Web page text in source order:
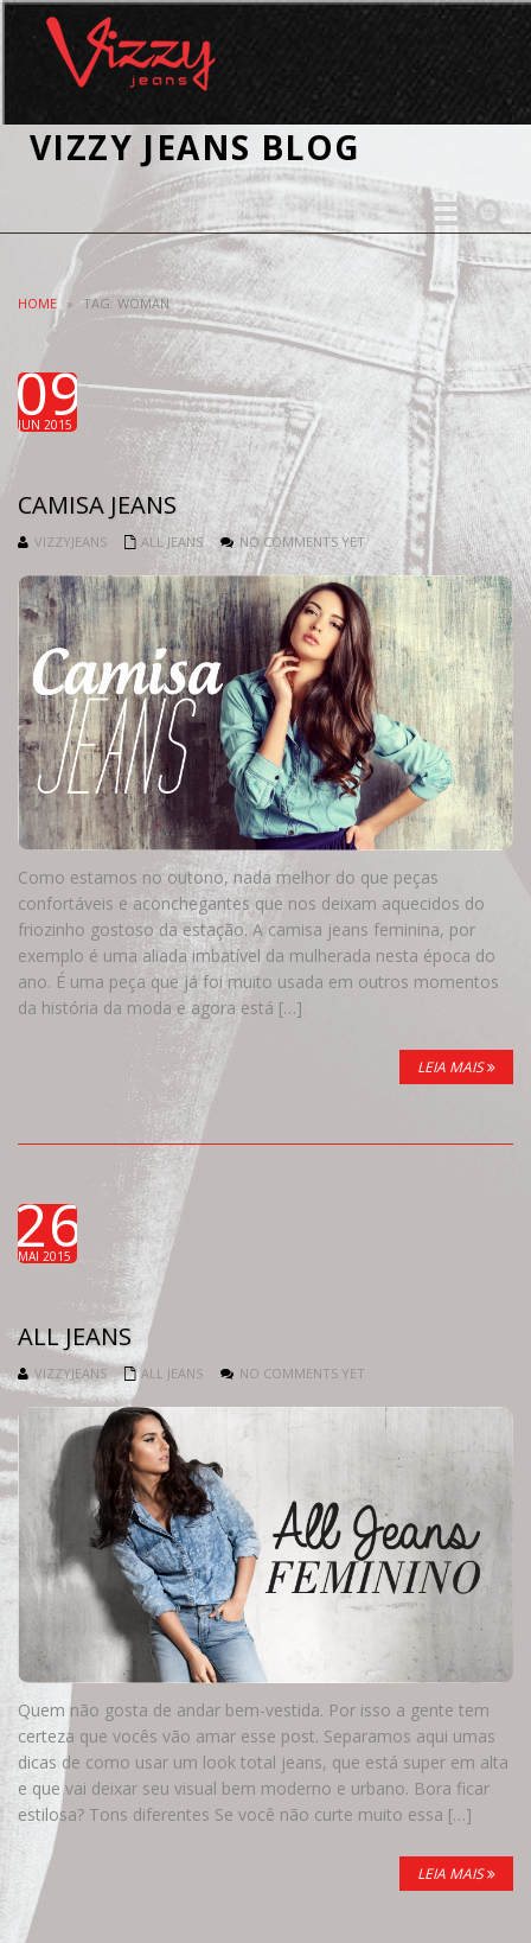
VIZZY JEANS BLOG
Toggle
search
Toggle
navigation
HOME » TAG: WOMAN
09
JUN 2015
CAMISA JEANS
VIZZYJEANS ALL JEANS NO COMMENTS YET
Como estamos no outono, nada melhor do que peças
confortáveis e aconchegantes que nos deixam aquecidos do
friozinho gostoso da estação. A camisa jeans feminina, por
exemplo é uma aliada imbatível da mulherada nesta época do
ano. É uma peça que já foi muito usada em outros momentos
da história da moda e agora está […]
LEIA MAIS
26
MAI 2015
ALL JEANS
VIZZYJEANS ALL JEANS NO COMMENTS YET
Quem não gosta de andar bem-vestida. Por isso a gente tem
certeza que vocês vão amar esse post. Separamos aqui umas
dicas de como usar um look total jeans, que está super em alta
e que vai deixar seu visual bem moderno e urbano. Bora ficar
estilosa? Tons diferentes Se você não curte muito essa […]
LEIA MAIS